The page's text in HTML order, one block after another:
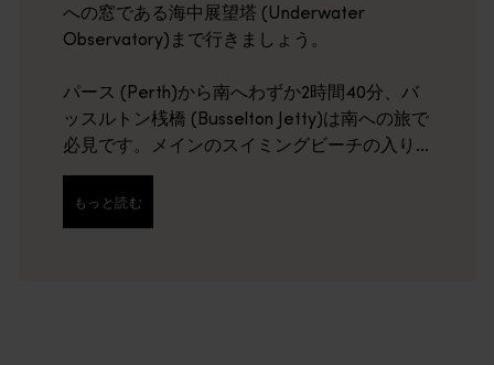
への窓である海中展望塔 (Underwater
Observatory)まで行きましょう。
パース (Perth)から南へわずか2時間40分、バ
ッスルトン桟橋 (Busselton Jetty)は南への旅で
必見です。メインのスイミングビーチの入り
口は、バッセルトン (Busselton)の賑やかな町
の中心部から歩いてすぐです。
もっと読む
もっと読む